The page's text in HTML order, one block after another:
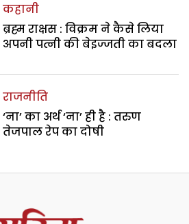
कहानी
ब्रह्म राक्षस : विक्रम ने कैसे लिया
अपनी पत्नी की बेइज्जती का बदला
राजनीति
‘ना’ का अर्थ ‘ना’ ही है : तरुण
तेजपाल रेप का दोषी